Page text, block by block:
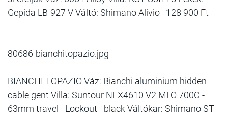
Gepida LB-927 V Váltó: Shimano Alivio 128 900 Ft
80686-bianchitopazio.jpg
BIANCHI TOPAZIO Váz: Bianchi aluminium hidden
cable gent Villa: Suntour NEX4610 V2 MLO 700C -
63mm travel - Lockout - black Váltókar: Shimano ST-